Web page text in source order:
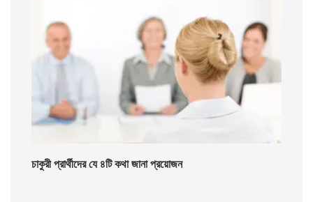
চাকুরী প্রার্থীদের যে ৪টি কথা জানা প্রয়োজন